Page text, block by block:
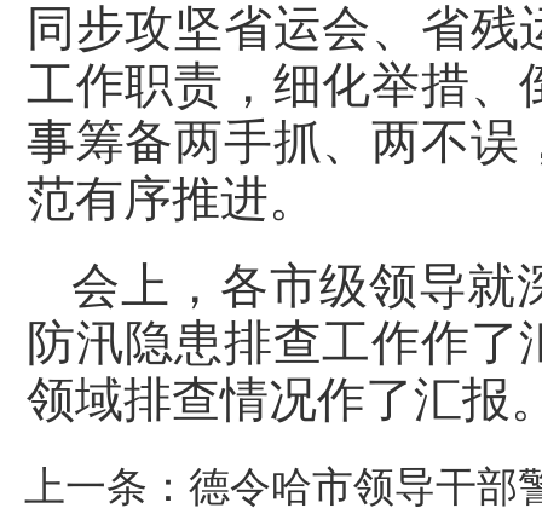
同步攻坚省运会、省
工作职责，细化举措
事筹备两手抓、两不
范有序推进。
会上，各市级领导就
防汛隐患排查工作作
领域排查情况作了汇报
上一条： 德令哈市领导干部